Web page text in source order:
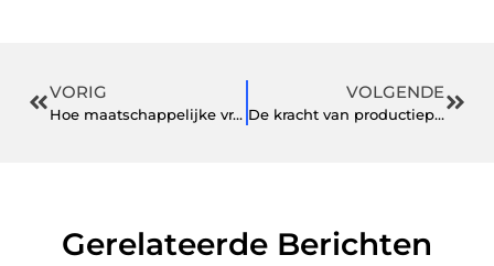
VORIG
Hoe maatschappelijke vraagstukken opgelost worden
VOLGENDE
De kracht van productieplanning software: een sleutel tot succes
Gerelateerde Berichten